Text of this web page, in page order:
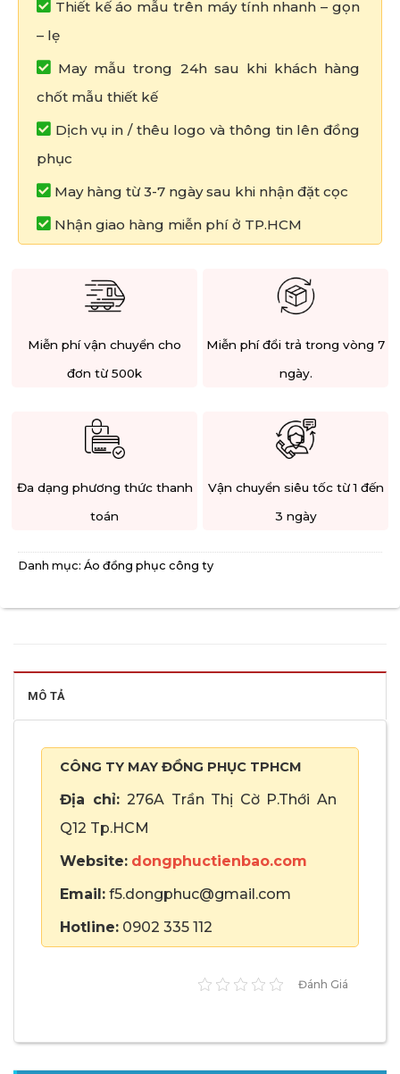
Thiết kế áo mẫu trên máy tính nhanh – gọn
– lẹ
May mẫu trong 24h sau khi khách hàng
chốt mẫu thiết kế
Dịch vụ in / thêu logo và thông tin lên đồng
phục
May hàng từ 3-7 ngày sau khi nhận đặt cọc
Nhận giao hàng miễn phí ở TP.HCM
Miễn phí vận chuyển cho
đơn từ 500k
Miễn phí đổi trả trong vòng 7
ngày.
Đa dạng phương thức thanh
toán
Vận chuyển siêu tốc từ 1 đến
3 ngày
Danh mục: Áo đồng phục công ty
MÔ TẢ
CÔNG TY MAY ĐỒNG PHỤC TPHCM
Địa chỉ:276A Trần Thị Cờ P.Thới An
Q12 Tp.HCM
Website: dongphuctienbao.com
Email: f5.dongphuc@gmail.com
Hotline: 0902 335 112
Đánh Giá